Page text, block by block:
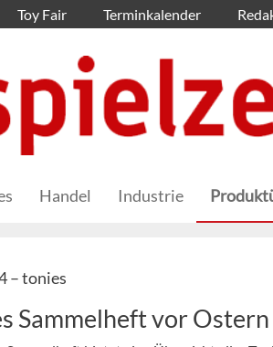
Toy Fair Terminkalender
Handel Industrie
–tonies
Sammelheft vor Ostern